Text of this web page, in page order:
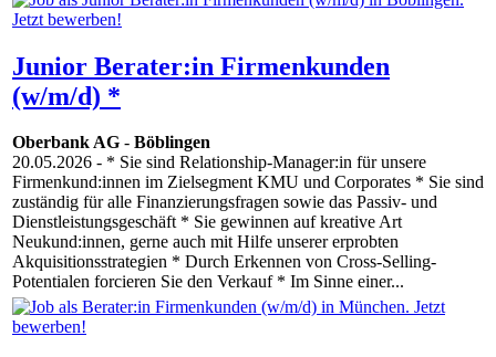
Junior Berater:in Firmenkunden
(w/m/d) *
Oberbank AG - Böblingen
20.05.2026 - * Sie sind Relationship-Manager:in für unsere
Firmenkund:innen im Zielsegment KMU und Corporates * Sie sind
zuständig für alle Finanzierungsfragen sowie das Passiv- und
Dienstleistungsgeschäft * Sie gewinnen auf kreative Art
Neukund:innen, gerne auch mit Hilfe unserer erprobten
Akquisitionsstrategien * Durch Erkennen von Cross-Selling-
Potentialen forcieren Sie den Verkauf * Im Sinne einer...